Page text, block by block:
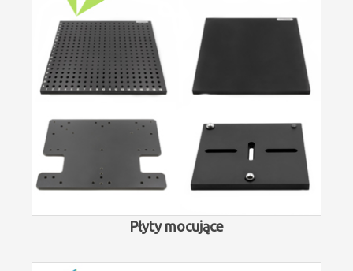
Płyty mocujące